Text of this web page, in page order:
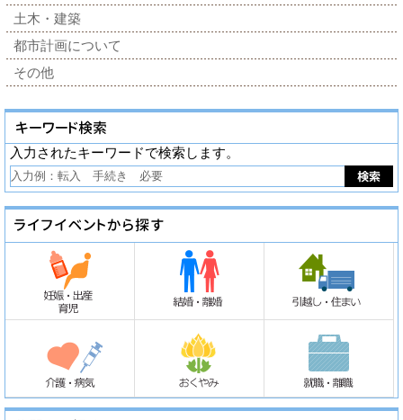
土木・建築
都市計画について
その他
入力されたキーワードで検索します。